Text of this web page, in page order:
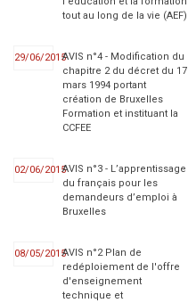
tout au long de la vie (AEF)
29/06/2015AVIS n°4 - Modification du
chapitre 2 du décret du 17
mars 1994 portant
création de Bruxelles
Formation et instituant la
CCFEE
02/06/2015AVIS n°3 - L’apprentissage
du français pour les
demandeurs d’emploi à
Bruxelles
08/05/2015AVIS n°2 Plan de
redéploiement de l'offre
d'enseignement
technique et